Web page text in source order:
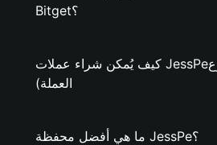
Bitget؟
كيف يُمكن شراء عملات JessPe؟ (فقط لمشروع
العملة)
ما هي أفضل محفظة JessPe؟